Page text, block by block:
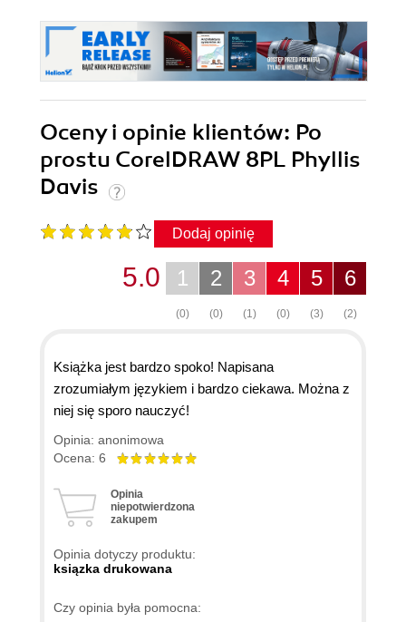
Oceny i opinie klientów: Po
prostu CorelDRAW 8PL Phyllis
Davis
Dodaj opinię
6
(2)
5
(3)
4
(0)
3
(1)
2
(0)
1
(0)
5.0
Książka jest bardzo spoko! Napisana
zrozumiałym językiem i bardzo ciekawa. Można z
niej się sporo nauczyć!
Opinia: anonimowa
Ocena: 6
Opinia
niepotwierdzona
zakupem
Opinia dotyczy produktu:
ksiązka drukowana
Czy opinia była pomocna: